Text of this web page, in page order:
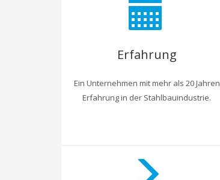
Erfahrung
Ein Unternehmen mit mehr als 20 Jahren
Erfahrung in der Stahlbauindustrie.